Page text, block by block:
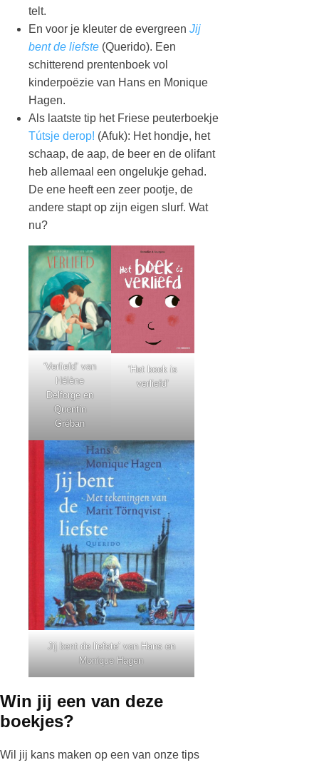
telt.
En voor je kleuter de evergreen Jij
bent de liefste (Querido). Een
schitterend prentenboek vol
kinderpoëzie van Hans en Monique
Hagen.
Als laatste tip het Friese peuterboekje
Tútsje derop! (Afuk): Het hondje, het
schaap, de aap, de beer en de olifant
heb allemaal een ongelukje gehad.
De ene heeft een zeer pootje, de
andere stapt op zijn eigen slurf. Wat
nu?
‘Verliefd’ van
Hélène
Delforge en
Quentin
Gréban
‘Het boek is
verliefd’
Jij bent de liefste’ van Hans en
Monique Hagen
Win jij een van deze
boekjes?
Wil jij kans maken op een van onze tips